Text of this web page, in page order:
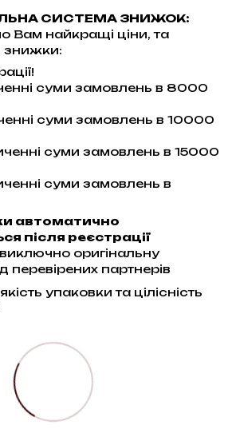
СИСТЕМА ЗНИЖОК:
Вам найкращі ціни, та
знижки:
суми замовлень в 8000
суми замовлень в 10000
суми замовлень в 15000
суми замовлень в
автоматично
після реєстрації
оригінальну
перевірених партнерів
упаковки та цілісність